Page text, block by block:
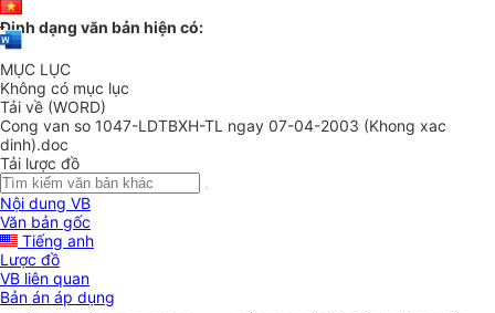
Định dạng văn bản hiện có:
MỤC LỤC
Không có mục lục
Tải về (WORD)
Cong van so 1047-LDTBXH-TL ngay 07-04-2003 (Khong xac
dinh).doc
Tải lược đồ
Nội dung VB
Văn bản gốc
Tiếng anh
Lược đồ
VB liên quan
Bản án áp dụng